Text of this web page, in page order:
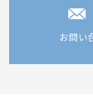
お問い